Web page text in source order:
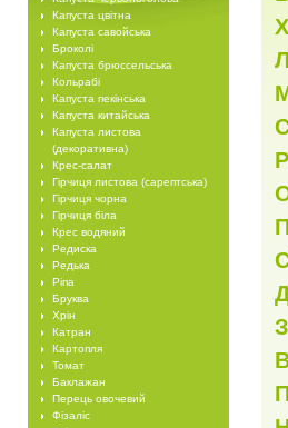
Капуста цвітна
Капуста савойська
Броколі
Капуста брюссельська
Кольрабі
Капуста пекінська
Капуста китайська
Капуста листова
(декоративна)
Крес-салат
Гірчиця листова (сарептська)
Гірчиця чорна
Гірчиця біла
Крес водяний
Редиска
Редька
Ріпа
Бруква
Хрін
Катран
Картопля
Томат
Баклажан
Перець овочевий
Фізаліс